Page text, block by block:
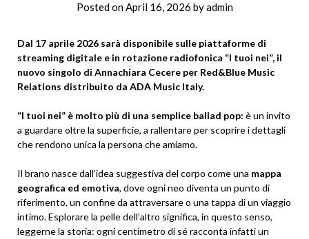
Posted onApril 16, 2026 byadmin
Dal 17 aprile 2026 sarà disponibile sulle piattaforme di
streaming digitale e in rotazione radiofonica “I tuoi nei”, il
nuovo singolo di Annachiara Cecere per Red&Blue Music
Relations distribuito da ADA Music Italy.
“I tuoi nei” è molto più di una semplice ballad pop: è un invito
a guardare oltre la superficie, a rallentare per scoprire i dettagli
che rendono unica la persona che amiamo.
Il brano nasce dall’idea suggestiva del corpo come una mappa
geografica ed emotiva, dove ogni neo diventa un punto di
riferimento, un confine da attraversare o una tappa di un viaggio
intimo. Esplorare la pelle dell’altro significa, in questo senso,
leggerne la storia: ogni centimetro di sé racconta infatti un